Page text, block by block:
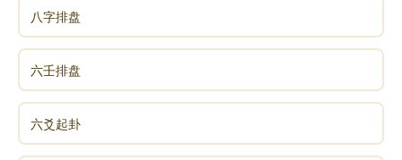
八字排盘
六壬排盘
六爻起卦